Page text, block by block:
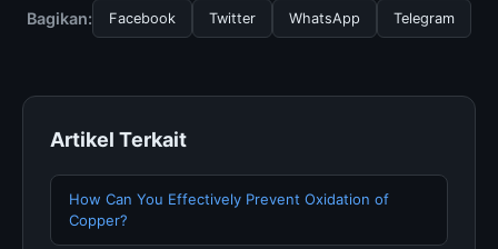
secara berkala. Kami selalu memperbarui konten
dengan informasi terkini dan terpercaya.
Bagikan: Facebook Twitter WhatsApp Telegram
Artikel Terkait
How Can You Effectively Prevent Oxidation of
Copper?